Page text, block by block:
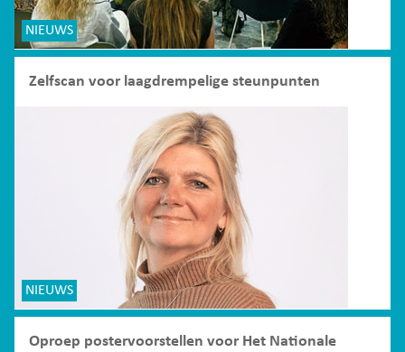
NIEUWS
Zelfscan voor laagdrempelige steunpunten
NIEUWS
Oproep postervoorstellen voor Het Nationale